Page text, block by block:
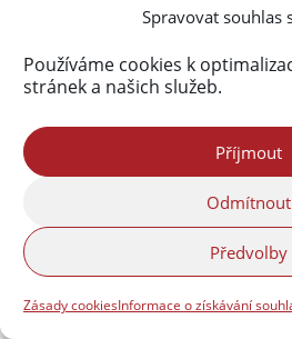
Spravovat souhlas
Používáme cookies k
stránek a našich služeb.
Příjmout
Odmítnout
Předvolby
Zásady cookiesInformace o získávání